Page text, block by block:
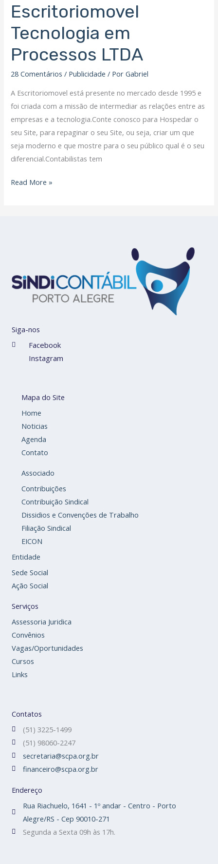
Escritoriomovel
Tecnologia em
Processos LTDA
28 Comentários / Publicidade / PorGabriel
A Escritoriomovel está presente no mercado desde 1995 e
foi criada com a missão de intermediar as relações entre as
empresas e a tecnologia.Conte conosco para Hospedar o
seu Site, para repaginar o seu Site, ou seja, criar um que
seja moderno e que mostre para o seu público qual é o seu
diferencial.Contabilistas tem
Read More »
Siga-nos
Facebook
Instagram
Mapa do Site
Home
Noticias
Agenda
Contato
Associado
Contribuições
Contribuição Sindical
Dissidios e Convenções de Trabalho
Filiação Sindical
EICON
Entidade
Sede Social
Ação Social
Serviços
Assessoria Juridica
Convênios
Vagas/Oportunidades
Cursos
Links
Contatos
(51) 3225-1499
(51) 98060-2247
secretaria@scpa.org.br
financeiro@scpa.org.br
Endereço
Rua Riachuelo, 1641 - 1º andar - Centro - Porto
Alegre/RS - Cep 90010-271
Segunda a Sexta 09h às 17h.